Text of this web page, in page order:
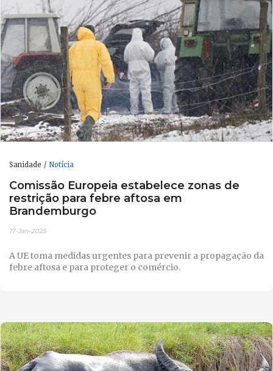
Sanidade Notícia
Comissão Europeia estabelece zonas de
restrição para febre aftosa em
Brandemburgo
17-Jan-2025
A UE toma medidas urgentes para prevenir a propagação da
febre aftosa e para proteger o comércio.